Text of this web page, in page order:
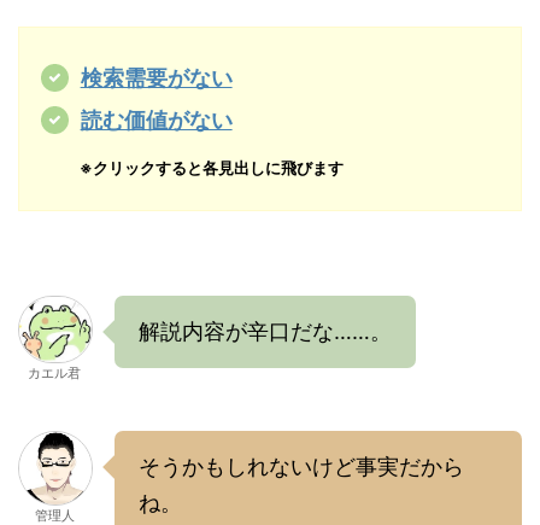
検索需要がない
読む価値がない
※クリックすると各見出しに飛びます
カエル君
解説内容が辛口だな……。
管理人
そうかもしれないけど事実だから
ね。